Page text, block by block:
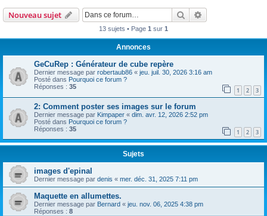
Nouveau sujet Rechercher
13 sujets • Page 1 sur 1
Annonces
GeCuRep : Générateur de cube repère
Dernier message par robertaub86 « jeu. juil. 30, 2026 3:16 am
Posté dans Pourquoi ce forum ?
Réponses : 35 1 2 3
2: Comment poster ses images sur le forum
Dernier message par Kimpaper « dim. avr. 12, 2026 2:52 pm
Posté dans Pourquoi ce forum ?
Réponses : 35 1 2 3
Sujets
images d'epinal
Dernier message par denis « mer. déc. 31, 2025 7:11 pm
Maquette en allumettes.
Dernier message par Bernard « jeu. nov. 06, 2025 4:38 pm
Réponses : 8